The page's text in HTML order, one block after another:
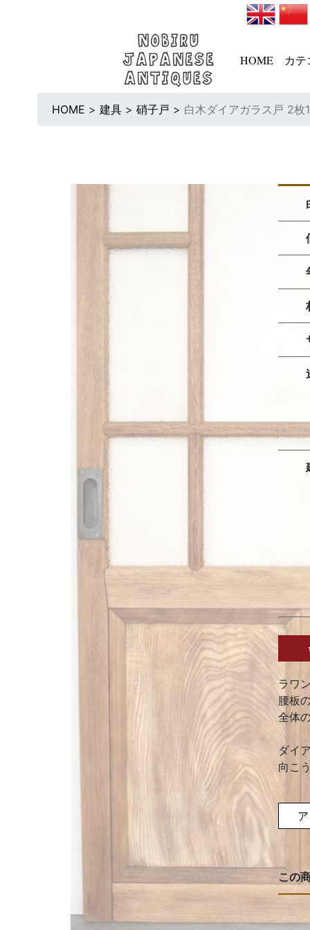
HOME カ
HOME > 建具 > 硝子戸 > 白木ダイアガラス戸 2
ラワ
腰板
全体
ダイ
向こ
この